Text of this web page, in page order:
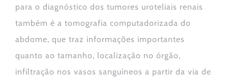
para o diagnóstico dos tumores uroteliais renais
também é a tomografia computadorizada do
abdome, que traz informações importantes
quanto ao tamanho, localização no órgão,
infiltração nos vasos sanguíneos a partir da via de